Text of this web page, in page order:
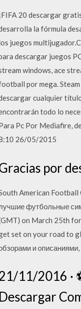
20 descargar
la fórmula
juegos
descargar juegos
windows, ace
por mega.
cualquier
todo lo
Pc Por Mediafire,
26/05/2015
por
American Football
футбольные
on March 25th
set on your road to
и
11/2016 ·
Descargar